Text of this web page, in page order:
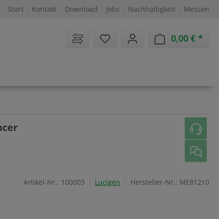
Start Kontakt Download Jobs Nachhaltigkeit Messen
Sie haben 0 Artikel auf dem
0,00 €
Artikel-Nr.: 100003 Lucigen Hersteller-Nr.: ME81210